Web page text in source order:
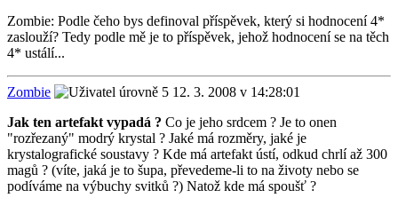
Zombie: Podle čeho bys definoval příspěvek, který si hodnocení 4*
zaslouží? Tedy podle mě je to příspěvek, jehož hodnocení se na těch
4* ustálí...
Zombie
12. 3. 2008 v 14:28:01
Jak ten artefakt vypadá ? Co je jeho srdcem ? Je to onen
"rozřezaný" modrý krystal ? Jaké má rozměry, jaké je
krystalografické soustavy ? Kde má artefakt ústí, odkud chrlí až 300
magů ? (víte, jaká je to šupa, převedeme-li to na životy nebo se
podíváme na výbuchy svitků ?) Natož kde má spoušť ?